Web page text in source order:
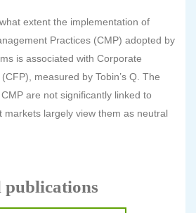
extent the implementation of
Practices (CMP) adopted by
is associated with Corporate
measured by Tobin’s Q. The
are not significantly linked to
markets largely view them as neutral
publications